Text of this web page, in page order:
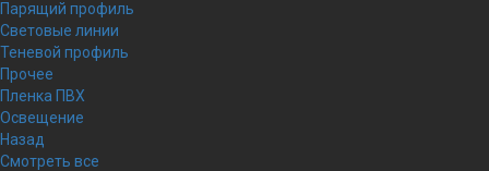
Парящий профиль
Световые линии
Теневой профиль
Прочее
Пленка ПВХ
Освещение
Назад
Смотреть все